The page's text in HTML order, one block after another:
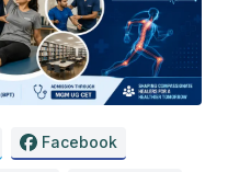
Facebook